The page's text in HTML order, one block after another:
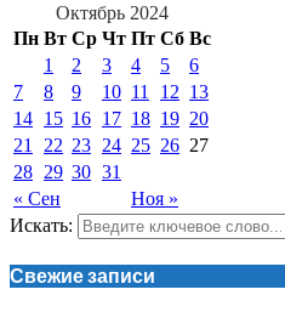
Октябрь 2024
Пн Вт Ср Чт Пт Сб Вс
« Сен Ноя »
1 2 3 4 5
6
7
8 9 10 11 12 13
14 15 16 17 18 19 20
21
22 23 24 25 26 27
28 29 30 31
Искать:
Свежие записи